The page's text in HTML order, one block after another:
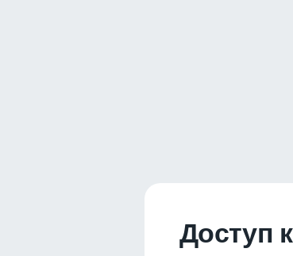
Доступ